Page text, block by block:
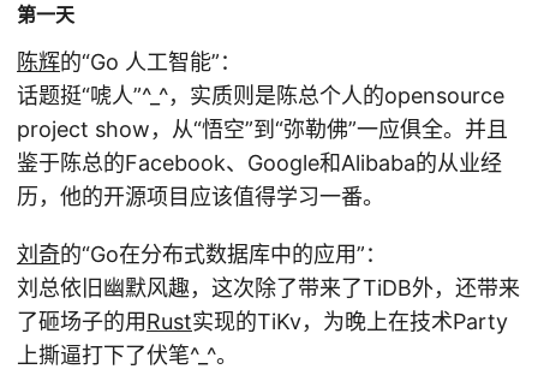
第一天
陈辉的“Go 人工智能”：
话题挺“唬人”^_^，实质则是陈总个人的opensource
project show，从“悟空”到“弥勒佛”一应俱全。并且
鉴于陈总的Facebook、Google和Alibaba的从业经
历，他的开源项目应该值得学习一番。
刘奇的“Go在分布式数据库中的应用”：
刘总依旧幽默风趣，这次除了带来了TiDB外，还带来
了砸场子的用Rust实现的TiKv，为晚上在技术Party
上撕逼打下了伏笔^_^。